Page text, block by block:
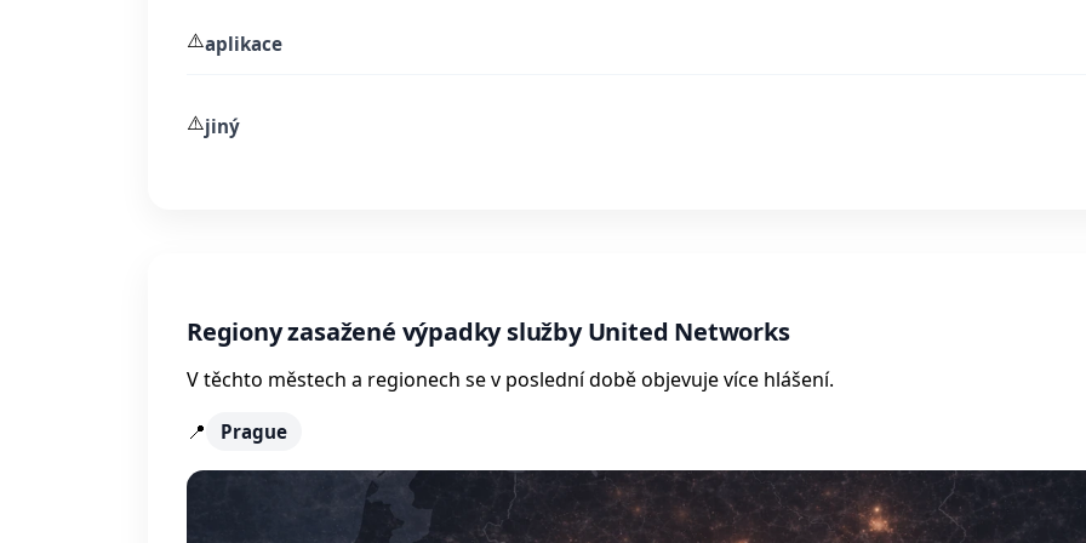
⚠️aplikace
⚠️jiný
Regiony zasažené výpadky služby United Networks
V těchto městech a regionech se v poslední době objevuje více hlášení.
📍
Prague